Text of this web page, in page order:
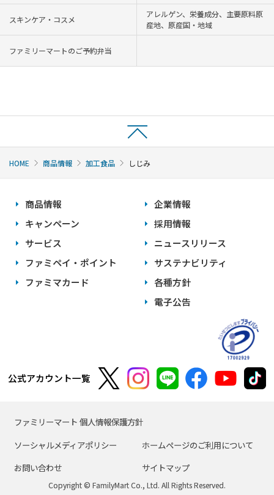
スキンケア・コスメ
アレルゲン、栄養成分、主要原料原
産地、原産国・地域
ファミリーマートのご予約弁当
HOME 商品情報 加工食品 しじみ
商品情報
キャンペーン
サービス
ファミペイ・ポイント
ファミマカード
企業情報
採用情報
ニュースリリース
サステナビリティ
各種方針
電子公告
公式アカウント一覧
ファミリーマート 個人情報保護方針
ソーシャルメディアポリシー
ホームページのご利用について
お問い合わせ
サイトマップ
Copyright © FamilyMart Co., Ltd. All Rights Reserved.